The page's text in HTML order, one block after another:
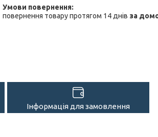
повернення товару протягом 14 днів за
Інформація для замовлення